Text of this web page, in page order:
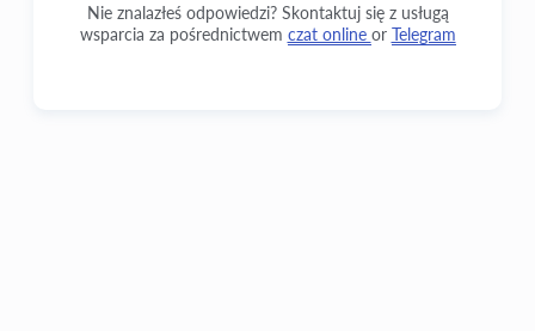
Nie znalazłeś odpowiedzi? Skontaktuj się z usługą
wsparcia za pośrednictwem czat online or Telegram